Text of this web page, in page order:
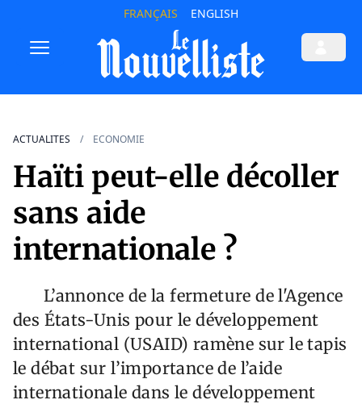
FRANÇAIS ENGLISH
ACTUALITES ECONOMIE
Haïti peut-elle décoller
sans aide
internationale ?
L’annonce de la fermeture de l'Agence
des États-Unis pour le développement
international (USAID) ramène sur le tapis
le débat sur l’importance de l’aide
internationale dans le développement